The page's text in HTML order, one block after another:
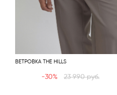
ВЕТРОВКА THE HILLS
-30% 23 990руб.